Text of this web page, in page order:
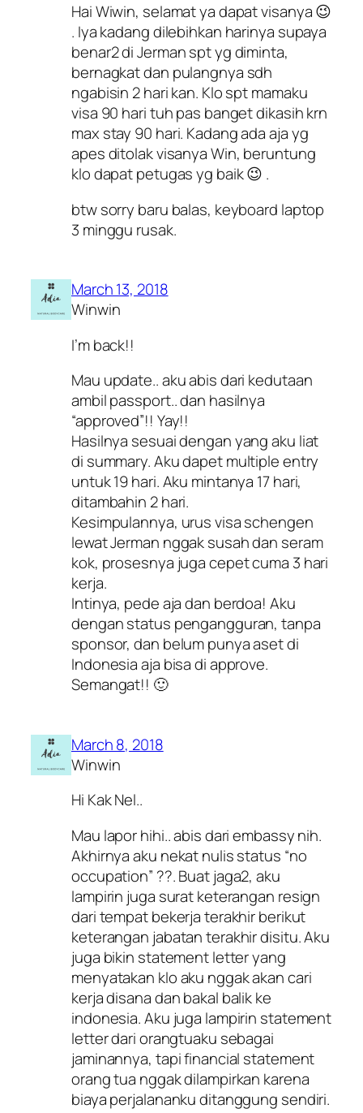
Hai Wiwin, selamat ya dapat visanya 😉
. Iya kadang dilebihkan harinya supaya
benar2 di Jerman spt yg diminta,
bernagkat dan pulangnya sdh
ngabisin 2 hari kan. Klo spt mamaku
visa 90 hari tuh pas banget dikasih krn
max stay 90 hari. Kadang ada aja yg
apes ditolak visanya Win, beruntung
klo dapat petugas yg baik 😉 .
btw sorry baru balas, keyboard laptop
3 minggu rusak.
March 13, 2018
Winwin
I’m back!!
Mau update.. aku abis dari kedutaan
ambil passport.. dan hasilnya
“approved”!! Yay!!
Hasilnya sesuai dengan yang aku liat
di summary. Aku dapet multiple entry
untuk 19 hari. Aku mintanya 17 hari,
ditambahin 2 hari.
Kesimpulannya, urus visa schengen
lewat Jerman nggak susah dan seram
kok, prosesnya juga cepet cuma 3 hari
kerja.
Intinya, pede aja dan berdoa! Aku
dengan status pengangguran, tanpa
sponsor, dan belum punya aset di
Indonesia aja bisa di approve.
Semangat!! 🙂
March 8, 2018
Winwin
Hi Kak Nel..
Mau lapor hihi.. abis dari embassy nih.
Akhirnya aku nekat nulis status “no
occupation” ??. Buat jaga2, aku
lampirin juga surat keterangan resign
dari tempat bekerja terakhir berikut
keterangan jabatan terakhir disitu. Aku
juga bikin statement letter yang
menyatakan klo aku nggak akan cari
kerja disana dan bakal balik ke
indonesia. Aku juga lampirin statement
letter dari orangtuaku sebagai
jaminannya, tapi financial statement
orang tua nggak dilampirkan karena
biaya perjalananku ditanggung sendiri.